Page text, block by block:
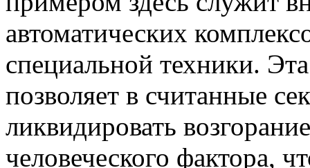
автоматических
специальной техники.
позволяет в считанные
ликвидировать
человеческого фактора,